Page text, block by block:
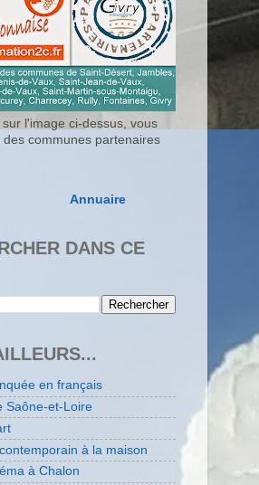
sur l'image ci-dessus, vous
des communes partenaires
Annuaire
DANS CE
en français
Saône-et-Loire
à la maison
à Chalon